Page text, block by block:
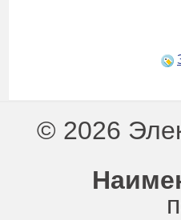
© 2026